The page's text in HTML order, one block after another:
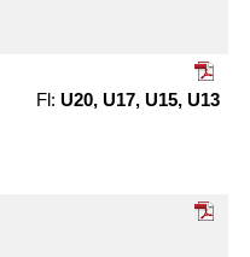
U20, U17, U15, U13